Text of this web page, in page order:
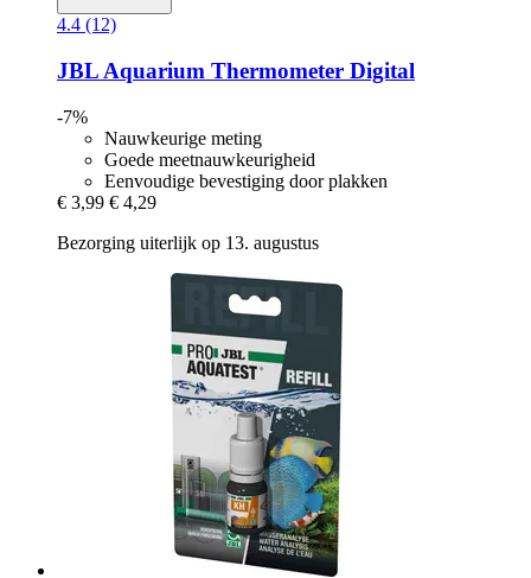
4.4 (12)
JBL Aquarium Thermometer Digital
-7%
Nauwkeurige meting
Goede meetnauwkeurigheid
Eenvoudige bevestiging door plakken
€ 3,99 € 4,29
Bezorging uiterlijk op 13. augustus